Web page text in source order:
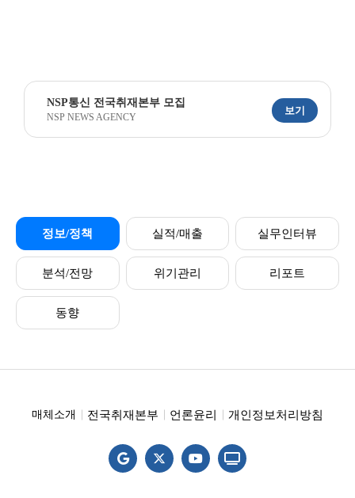
NSP통신 전국취재본부 모집
NSP NEWS AGENCY
보기
정보/정책 실적/매출 실무인터뷰
분석/전망 위기관리 리포트
동향
매체소개 전국취재본부 언론윤리 개인정보처리방침